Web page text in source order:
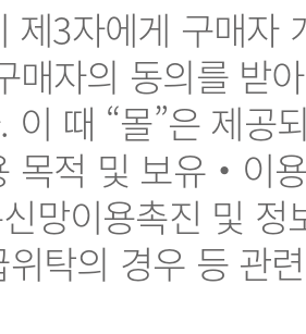
3자에게 구매자
매자의 동의를 받
이 때 “몰”은 제공
목적 및 보유‧이
신망이용촉진 및
탁의 경우 등 관